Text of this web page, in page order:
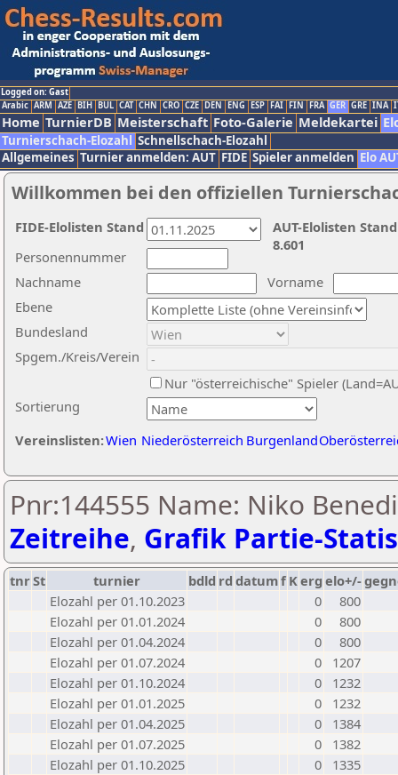
Logged on: Gast
Arabic ARM AZE BIH BUL CAT CHN CRO CZE DEN ENG ESP FAI FIN FRA GER GRE INA
Home TurnierDB Meisterschaft Foto-Galerie Meldekartei
Turnierschach-Elozahl Schnellschach-Elozahl
Allgemeines Turnier anmelden: AUT FIDE Spieler anmelden Elo
Willkommen bei den offiziellen
Nachname
Vorname
Ebene
Sortierung
Personennummer
Bundesland
Spgem./Kreis/Verein
Nur "österreichische" Spieler
Vereinslisten:Wien Niederösterreich Burgenland
AUT-Elolisten
8.601
FIDE-Elolisten Stand
Pnr:144555 Name: Niko
Zeitreihe, Grafik Partie-
tnrSt turnier bdld rd datumf Kerg elo+/-
Elozahl per 01.10.2023
0
800
Elozahl per 01.01.2024
0
800
Elozahl per 01.04.2024
0
800
Elozahl per 01.07.2024
0
1207
Elozahl per 01.10.2024
0
1232
Elozahl per 01.01.2025
0
1232
Elozahl per 01.04.2025
0
1384
Elozahl per 01.07.2025
0
1382
Elozahl per 01.10.2025
0
1335